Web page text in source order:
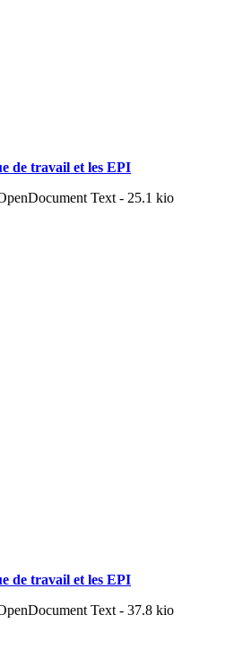
de travail et les EPI
Text - 25.1 kio
de travail et les EPI
Text - 37.8 kio